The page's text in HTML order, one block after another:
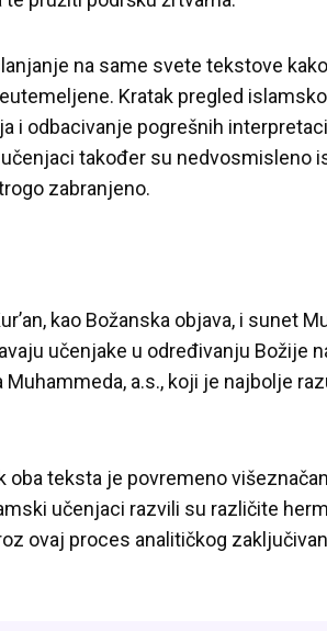
na same svete tekstove
Kratak pregled
i odbacivanje pogrešnih
također su nedvosmisleno
zabranjeno.
kao Božanska objava, i sunet
učenjake u određivanju Božije
a.s., koji je najbolje
teksta je povremeno
učenjaci razvili su različite
ovaj proces analitičkog